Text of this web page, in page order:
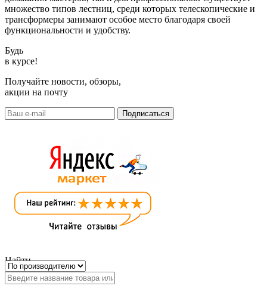
множество типов лестниц, среди которых телескопические и
трансформеры занимают особое место благодаря своей
функциональности и удобству.
Будь
в курсе!
Получайте новости, обзоры,
акции на почту
Найти